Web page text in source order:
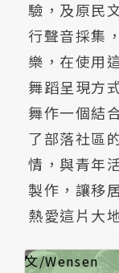
驗，及原民
行聲音採集
樂，在使用
舞蹈呈現方
舞作一個結
了部落社區
情，與青年
製作，讓移
熱愛這片大
FLAVOR
子，不論路過
(Party)的他們
於是，這群大
落。才意外發
但彼此都少不
「⻄元
HUALIEN在
化挪用」，同
至實際走訪周
稱作「勇士晉
祭典當天，尚
自親友的加油
是旁觀的學習
淘中，不知不
由祭典返回日
長輩與青年
驗，進而規劃
導引至舞蹈動
音樂一遍又一
腳鈴、生薑葉
齊奔。確實相
著同一個圓，
許多排練休息
滿足與渴望，
臉龐，不只是
並充滿「地方
學習屏棄以往
面朝海風所沾
HUALIEN和
文/Wensen